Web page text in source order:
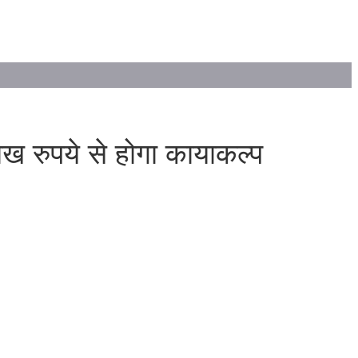
रुपये से होगा कायाकल्प